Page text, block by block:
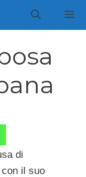
di
il suo